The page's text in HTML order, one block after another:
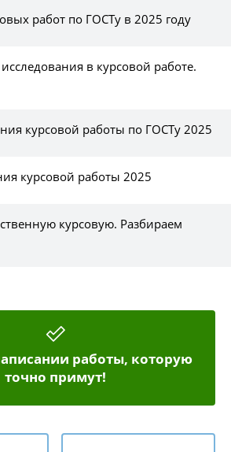
работ по ГОСТу в 2025 году
в курсовой работе.
курсовой работы по ГОСТу 2025
курсовой работы 2025
курсовую. Разбираем
работы, которую
точно примут!